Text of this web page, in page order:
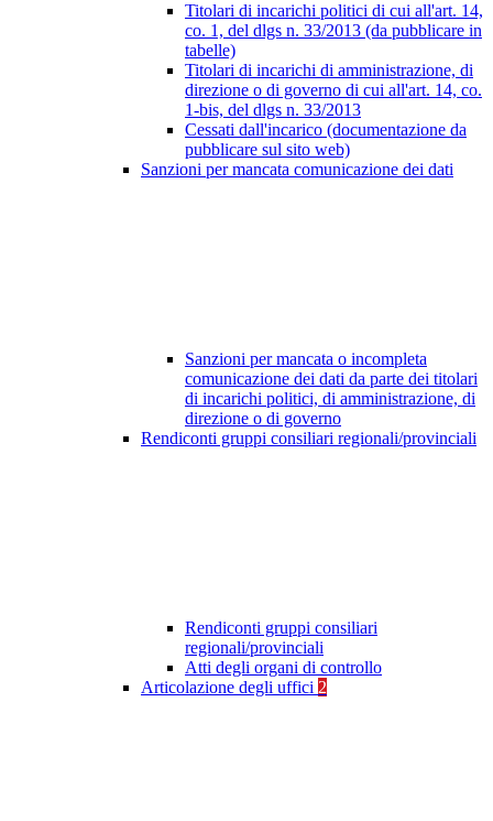
Titolari di incarichi politici di cui all'art. 14,
co. 1, del dlgs n. 33/2013 (da pubblicare in
tabelle)
Titolari di incarichi di amministrazione, di
direzione o di governo di cui all'art. 14, co.
1-bis, del dlgs n. 33/2013
Cessati dall'incarico (documentazione da
pubblicare sul sito web)
Sanzioni per mancata comunicazione dei dati
Sanzioni per mancata o incompleta
comunicazione dei dati da parte dei titolari
di incarichi politici, di amministrazione, di
direzione o di governo
Rendiconti gruppi consiliari regionali/provinciali
Rendiconti gruppi consiliari
regionali/provinciali
Atti degli organi di controllo
Articolazione degli uffici 2